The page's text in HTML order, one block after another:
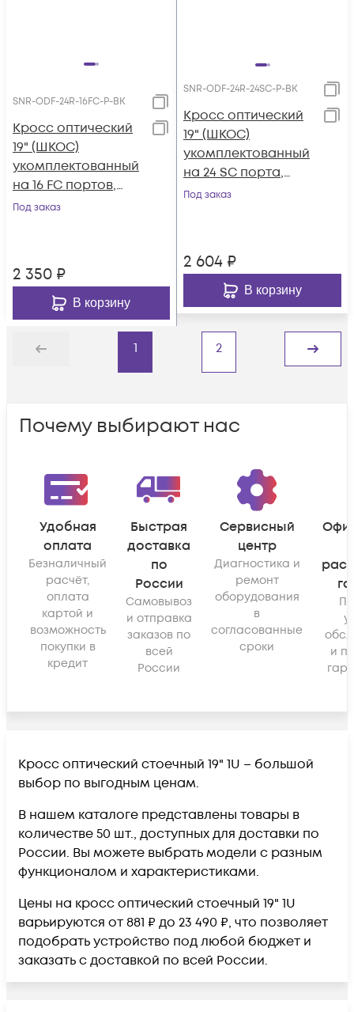
SNR-ODF-24R-16FC-P-BK
Кросс оптический
19" (ШКОС)
укомплектованный
на 16 FC портов,
черный (комплект с
Под заказ
2 350 ₽
В корзину
SNR-ODF-24R-24SC-P-BK
Кросс оптический
19" (ШКОС)
укомплектованный
на 24 SC порта,
черный (комплект с
Под заказ
2 604 ₽
В корзину
Назад
1 2
Дальше
Почему выбирают нас
Удобная
оплата
Безналичный
расчёт,
оплата
картой и
возможность
покупки в
кредит
Быстрая
доставка
по
России
Самовывоз
и отправка
заказов по
всей
России
Сервисный
центр
Диагностика и
ремонт
оборудования
в
согласованные
сроки
и
Кросс оптический стоечный 19" 1U – большой
выбор по выгодным ценам.
В нашем каталоге представлены товары в
количестве 50 шт., доступных для доставки по
России. Вы можете выбрать модели с разным
функционалом и характеристиками.
Цены на кросс оптический стоечный 19" 1U
варьируются от 881 ₽ до 23 490 ₽, что позволяет
подобрать устройство под любой бюджет и
заказать с доставкой по всей России.